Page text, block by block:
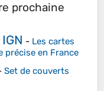
prochaine
- Les cartes
précise en France
Set de couverts